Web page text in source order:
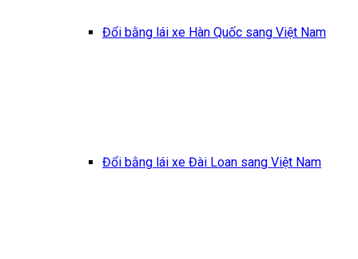
Đổi bằng lái xe Hàn Quốc sang Việt Nam
Đổi bằng lái xe Đài Loan sang Việt Nam